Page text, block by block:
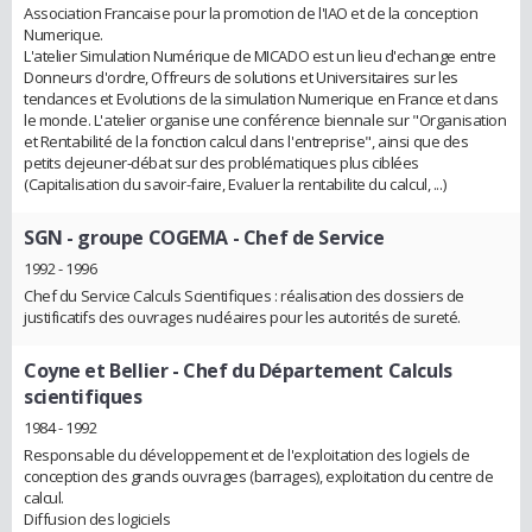
Association Francaise pour la promotion de l'IAO et de la conception
Numerique.
L'atelier Simulation Numérique de MICADO est un lieu d'echange entre
Donneurs d'ordre, Offreurs de solutions et Universitaires sur les
tendances et Evolutions de la simulation Numerique en France et dans
le monde. L'atelier organise une conférence biennale sur "Organisation
et Rentabilité de la fonction calcul dans l'entreprise", ainsi que des
petits dejeuner-débat sur des problématiques plus ciblées
(Capitalisation du savoir-faire, Evaluer la rentabilite du calcul, ...)
SGN - groupe COGEMA - Chef de Service
1992 - 1996
Chef du Service Calculs Scientifiques : réalisation des dossiers de
justificatifs des ouvrages nucléaires pour les autorités de sureté.
Coyne et Bellier- Chef du Département Calculs
scientifiques
1984 - 1992
Responsable du développement et de l'exploitation des logiels de
conception des grands ouvrages (barrages), exploitation du centre de
calcul.
Diffusion des logiciels